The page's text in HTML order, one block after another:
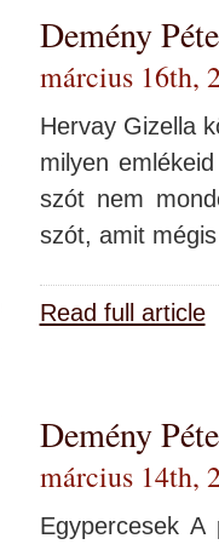
Demény
március 16th,
Hervay Gizella
milyen
szót nem
szót, amit
Read full article
Demény
március 14th,
Egypercesek